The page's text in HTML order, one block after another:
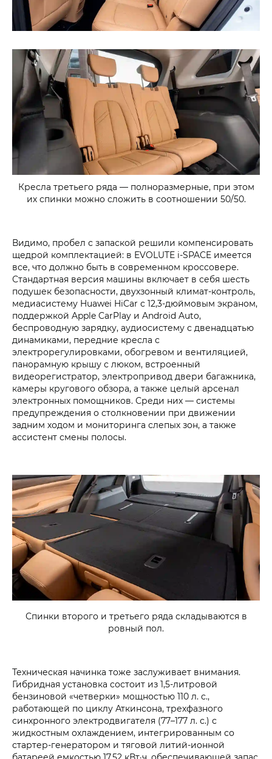
Кресла третьего ряда — полноразмерные, при этом
их спинки можно сложить в соотношении 50/50.
Видимо, пробел с запаской решили компенсировать
щедрой комплектацией: в EVOLUTE i‑SPACE имеется
все, что должно быть в современном кроссовере.
Стандартная версия машины включает в себя шесть
подушек безопасности, двухзонный климат-контроль,
медиасистему Huawei HiCar с 12,3‑дюймовым экраном,
поддержкой Apple CarPlay и Android Auto,
беспроводную зарядку, аудиосистему с двенадцатью
динамиками, передние кресла с
электрорегулировками, обогревом и вентиляцией,
панорамную крышу с люком, встроенный
видеорегистратор, электропривод двери багажника,
камеры кругового обзора, а также целый арсенал
электронных помощников. Среди них — системы
предупреждения о столкновении при движении
задним ходом и мониторинга слепых зон, а также
ассистент смены полосы.
Спинки второго и третьего ряда складываются в
ровный пол.
Техническая начинка тоже заслуживает внимания.
Гибридная установка состоит из 1,5‑литровой
бензиновой «четверки» мощностью 110 л. с.,
работающей по циклу Аткинсона, трехфазного
синхронного электродвигателя (77–177 л. с.) с
жидкостным охлаждением, интегрированным со
стартер-генератором и тяговой литий-ионной